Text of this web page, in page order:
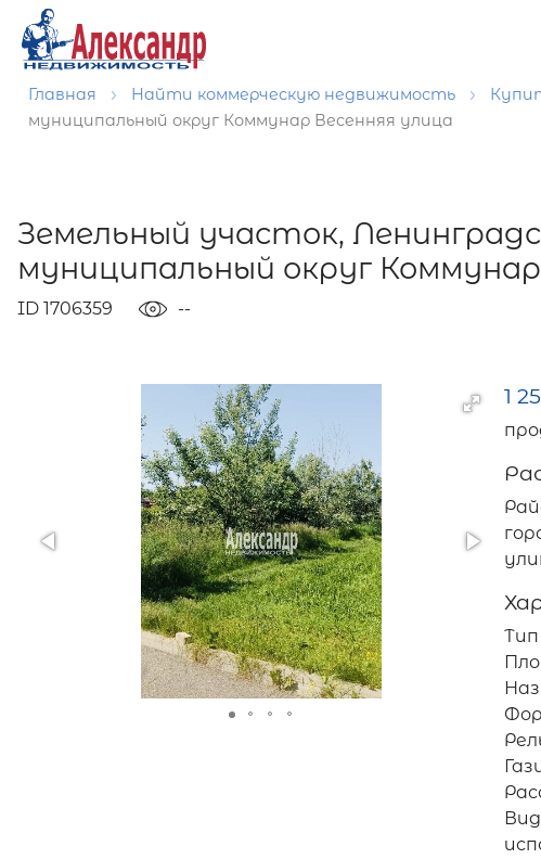
Главная Найти коммерческую недвижимость
муниципальный округ Коммунар Весенняя улица
Земельный участок,
муниципальный округ
ID 1706359 --
1
Тип